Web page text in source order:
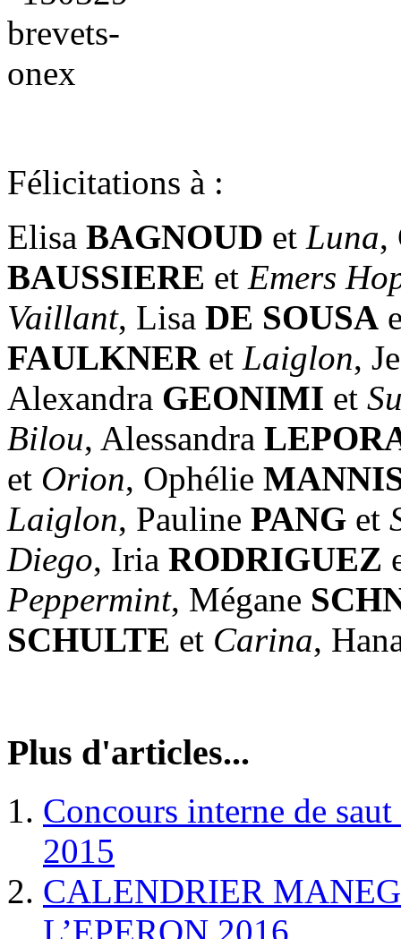
Félicitations à :
Elisa BAGNOUD et Luna,
BAUSSIERE et Emers
Vaillant, Lisa DE SOUSA
FAULKNERet Laiglon,
Alexandra GEONIMI et
Bilou, Alessandra
et Orion, Ophélie
Laiglon, Pauline PANG et
Diego, Iria RODRIGUEZ
Peppermint, Mégane
SCHULTE et Carina,
Plus d'articles...
Concours interne de
2015
CALENDRIER
L’EPERON 2016